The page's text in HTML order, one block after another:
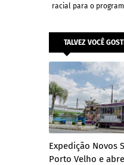
racial para o
TALVEZ VOCÊ
Expedição Novos
Porto Velho e